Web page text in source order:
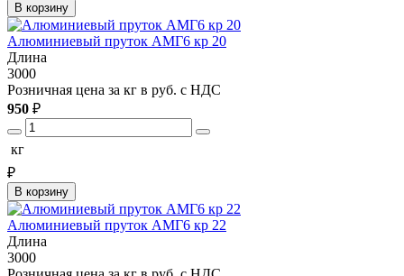
В корзину
Алюминиевый пруток АМГ6 кр 20
Длина
3000
Розничная цена за кг в руб. с НДС
950 ₽
кг
₽
В корзину
Алюминиевый пруток АМГ6 кр 22
Длина
3000